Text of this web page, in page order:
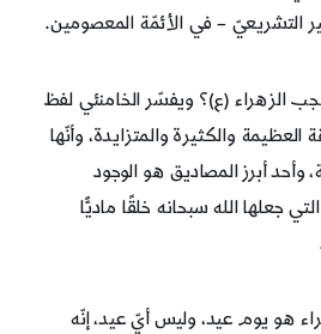
التشريعيّ – في الأئمّة المعصومين.
الزهراء (ع)؟ ويفسّر الخامنئي لفظ
العظيمة والكثيرة والمتزايدة، وأنّها
أبرز المصاديق هو الوجود
جعلها الله سبحانه خلقًا ماديًّا
هو يوم عيد، وليس أيّ عيد، إنّه